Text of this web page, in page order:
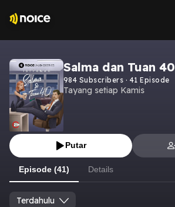
Salma dan Tuan 40
984 Subscribers · 41 Episode
Tayang setiap Kamis
Putar
Episode (41) Details
Terdahulu